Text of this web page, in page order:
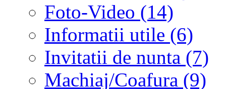
Foto-Video (14)
Informatii utile (6)
Invitatii de nunta (7)
Machiaj/Coafura (9)